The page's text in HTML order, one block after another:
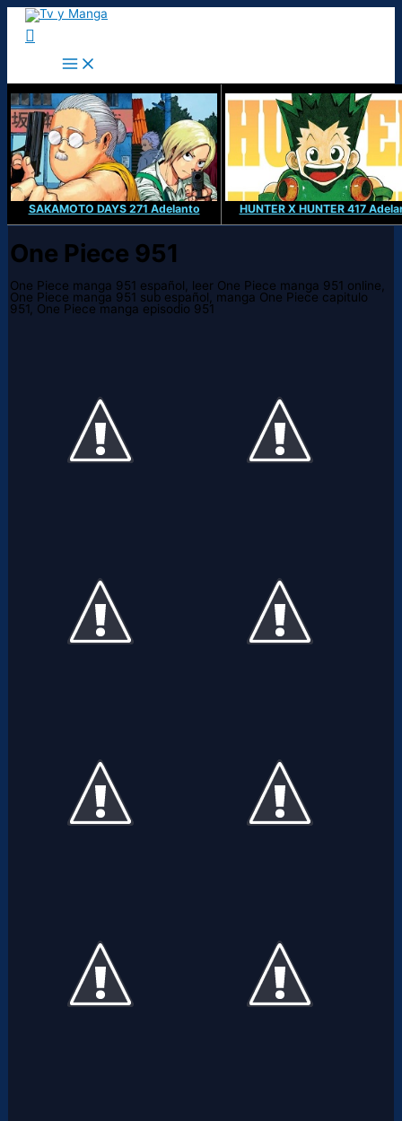
Ir
contenido
Buscar
SAKAMOTO DAYS 271 Adelanto HUNTER X HUNTER 417
One Piece 951
One Piece manga 951 español, leer One Piece manga 951 online,
One Piece manga 951 sub español, manga One Piece capitulo
951, One Piece manga episodio 951